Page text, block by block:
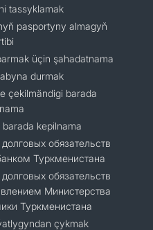
tassyklamak
pasportyny almagyň
üçin şahadatnama
durmak
çekilmändigi barada
kepilnama
обязательств
Туркменистана
обязательств
Министерства
Туркменистана
çykmak